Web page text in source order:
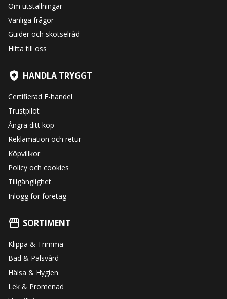
Om utställningar
Vanliga frågor
Guider och skötselråd
Hitta till oss
HANDLA TRYGGT
Certifierad E-handel
Trustpilot
Ångra ditt köp
Reklamation och retur
Köpvillkor
Policy och cookies
Tillgänglighet
Inlogg för företag
SORTIMENT
Klippa & Trimma
Bad & Pälsvård
Hälsa & Hygien
Lek & Promenad